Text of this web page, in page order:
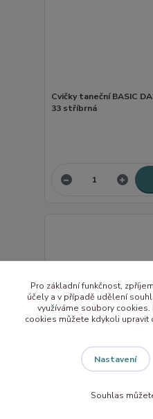
Cvičky taneční BASIC
33 stříbrná
Pro základní funkčnost,
účely a v případě udělení
využíváme soubory
cookies můžete kdykoli upravit
Nastavení
Souhlas